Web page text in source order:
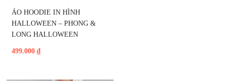
ÁO HOODIE IN HÌNH
HALLOWEEN – PHONG &
LONG HALLOWEEN
499.000 ₫